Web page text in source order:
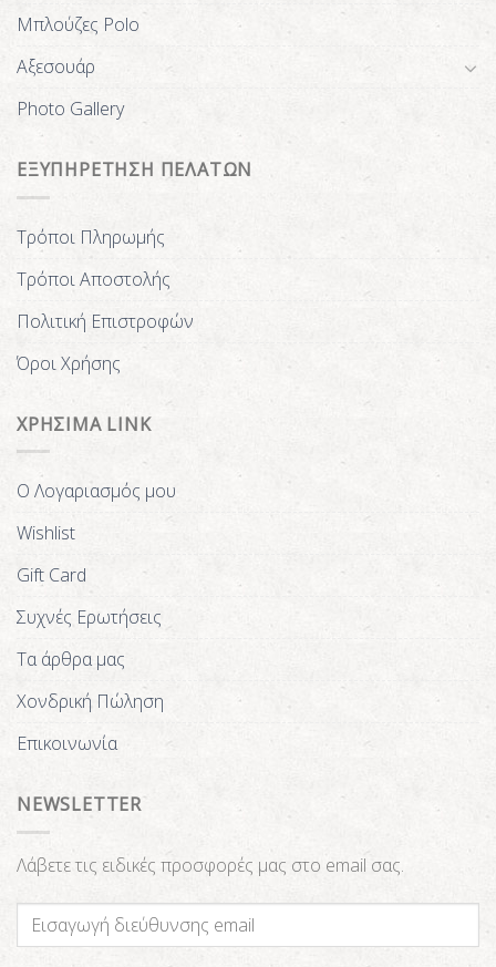
Μπλούζες Polo
Αξεσουάρ
Photo Gallery
ΕΞΥΠΗΡΕΤΗΣΗ ΠΕΛΑΤΩΝ
Τρόποι Πληρωμής
Τρόποι Αποστολής
Πολιτική Επιστροφών
Όροι Χρήσης
ΧΡΗΣΙΜΑ LINK
Ο Λογαριασμός μου
Wishlist
Gift Card
Συχνές Ερωτήσεις
Τα άρθρα μας
Χονδρική Πώληση
Επικοινωνία
NEWSLETTER
Λάβετε τις ειδικές προσφορές μας στο email σας.